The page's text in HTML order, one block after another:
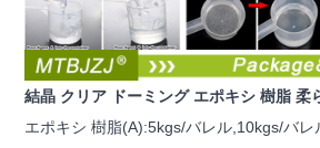
結晶 クリア ドーミング エポキシ 樹脂 柔
エポキシ 樹脂(A):5kgs/バレル,10kgs/バ